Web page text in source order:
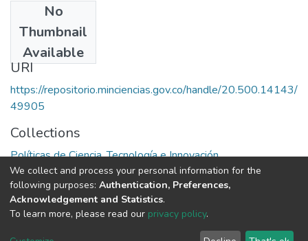
No
Thumbnail
Available
1983
URI
https://repositorio.minciencias.gov.co/handle/20.500.14143/
49905
Collections
Políticas de Ciencia, Tecnología e Innovación
Full item page
DSpace software copyright © 2002-2026
Cookie End User Send
We collect and process your personal information for the
following purposes: Authentication, Preferences,
Acknowledgement and Statistics.
To learn more, please read our privacy policy.